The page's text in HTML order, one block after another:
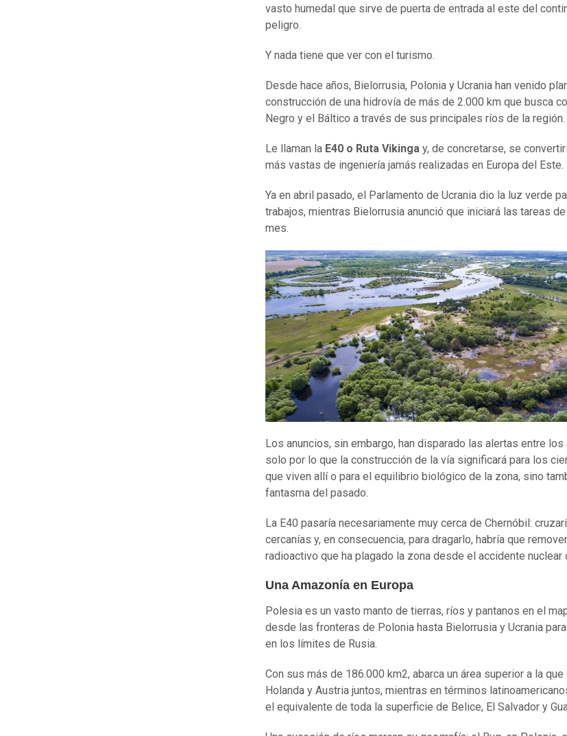
vasto humedal que sirve de puerta de entrada al este del
peligro.
Y nada tiene que ver con el turismo.
Desde hace años, Bielorrusia, Polonia y Ucrania han venido
construcción de una hidrovía de más de 2.000 km que busca
Negro y el Báltico a través de sus principales ríos de la región.
Le llaman la E40 o Ruta Vikinga y, de concretarse, se
más vastas de ingeniería jamás realizadas en Europa del Este.
Ya en abril pasado, el Parlamento de Ucrania dio la luz verde
trabajos, mientras Bielorrusia anunció que iniciará las tareas
mes.
Los anuncios, sin embargo, han disparado las alertas entre
solo por lo que la construcción de la vía significará para los
que viven allí o para el equilibrio biológico de la zona, sino
fantasma del pasado.
La E40 pasaría necesariamente muy cerca de Chernóbil:
cercanías y, en consecuencia, para dragarlo, habría que
radioactivo que ha plagado la zona desde el accidente nuclear
Una Amazonía en Europa
Polesia es un vasto manto de tierras, ríos y pantanos en el
desde las fronteras de Polonia hasta Bielorrusia y Ucrania
en los límites de Rusia.
Con sus más de 186.000 km2, abarca un área superior a la que
Holanda y Austria juntos, mientras en términos
el equivalente de toda la superficie de Belice, El Salvador y